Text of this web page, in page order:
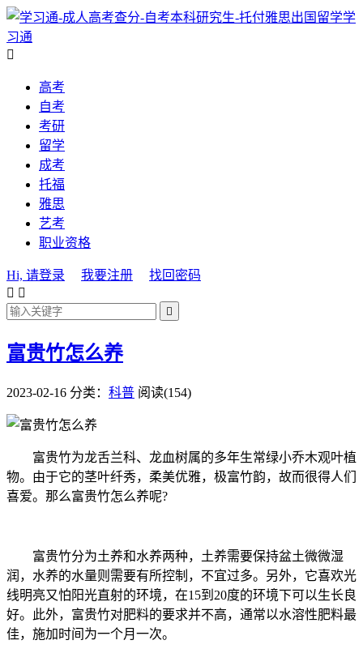
学
习通

高考
自考
考研
留学
成考
托福
雅思
艺考
职业资格
Hi, 请登录 我要注册
找回密码
 

富贵竹怎么养
2023-02-16 分类： 科普 阅读(154)
富贵竹为龙舌兰科、龙血树属的多年生常绿小乔木观叶植
物。由于它的茎叶纤秀，柔美优雅，极富竹韵，故而很得人们
喜爱。那么富贵竹怎么养呢?
富贵竹分为土养和水养两种，土养需要保持盆土微微湿
润，水养的水量则需要有所控制，不宜过多。另外，它喜欢光
线明亮又怕阳光直射的环境，在15到20度的环境下可以生长良
好。此外，富贵竹对肥料的要求并不高，通常以水溶性肥料最
佳，施加时间为一个月一次。